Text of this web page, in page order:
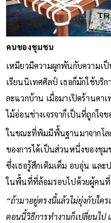
คนของชุมชน
เหมียวมีความผูกพันกับความเ
เรียนนิเทศศิลป์ เธอก็มักใช้บริ
ละแวกบ้าน เมื่อมาเปิดร้านคา
ไม้อ่อนช่างเจรจาก็เป็นที่ถูกใจ
ในขณะที่พิมมีพื้นฐานมาจากโล
ของการได้เป็นส่วนหนึ่งของชุ
ซึ่งเธอรู้สึกเติมเต็ม อบอุ่น แล
ในพื้นที่ที่ล้อมรอบไปด้วยผู้คนที่
“ถ้ามาอยู่ตรงนี้แล้วไม่ยุ่งกับใค
ตอนนี้วิธีการทำงานก็เปลี่ยนไป